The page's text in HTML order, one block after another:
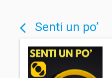
arrow_back_ios Senti un po’